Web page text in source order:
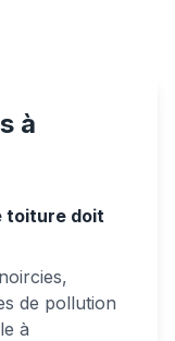
à
toiture doit
de pollution
à